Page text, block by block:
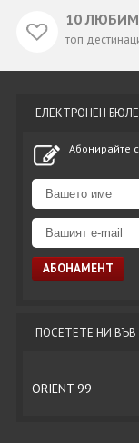
10
топ
ЕЛЕКТРОНЕН
Абонирайте
ПОСЕТЕТЕ НИ ВЪВ
ORIENT 99